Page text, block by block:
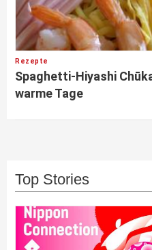
Rezepte
Spaghetti-Hiyashi
warme Tage
Top Stories